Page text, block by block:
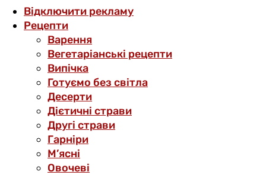
Відключити рекламу
Рецепти
Варення
Вегетаріанські рецепти
Випічка
Готуємо без світла
Десерти
Дієтичні страви
Другі страви
Гарніри
М’ясні
Овочеві